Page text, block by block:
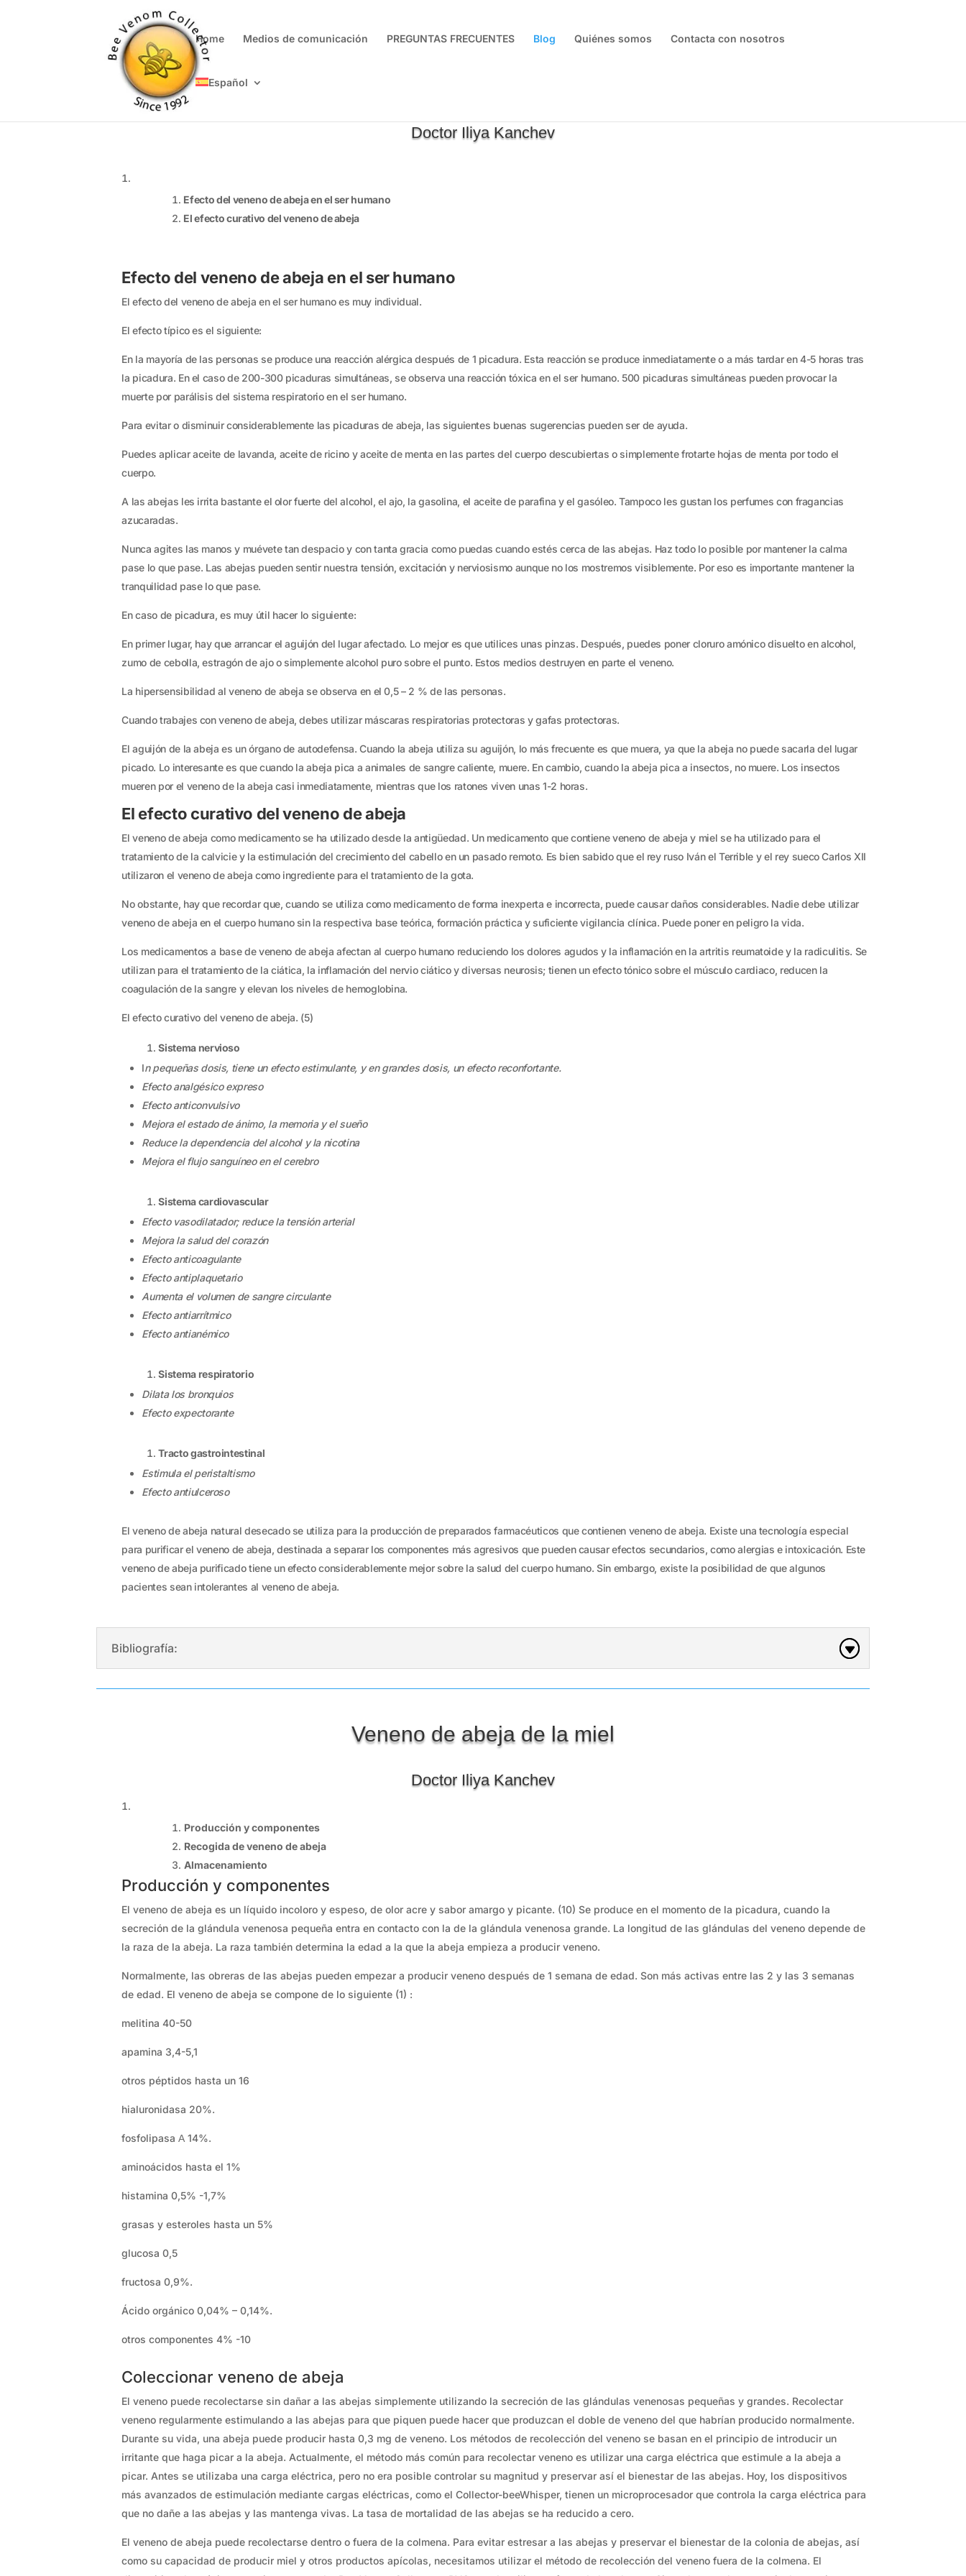
Home Medios de comunicación PREGUNTAS FRECUENTES Blog Quiénes somos Contacta con nosotros
Español
Doctor Iliya Kanchev
Efecto del veneno de abeja en el ser humano
El efecto curativo del veneno de abeja
Efecto del veneno de abeja en el ser humano
El efecto del veneno de abeja en el ser humano es muy individual.
El efecto típico es el siguiente:
En la mayoría de las personas se produce una reacción alérgica después de 1 picadura. Esta reacción se produce inmediatamente o a más tardar en 4-5 horas tras
la picadura. En el caso de 200-300 picaduras simultáneas, se observa una reacción tóxica en el ser humano. 500 picaduras simultáneas pueden provocar la
muerte por parálisis del sistema respiratorio en el ser humano.
Para evitar o disminuir considerablemente las picaduras de abeja, las siguientes buenas sugerencias pueden ser de ayuda.
Puedes aplicar aceite de lavanda, aceite de ricino y aceite de menta en las partes del cuerpo descubiertas o simplemente frotarte hojas de menta por todo el
cuerpo.
A las abejas les irrita bastante el olor fuerte del alcohol, el ajo, la gasolina, el aceite de parafina y el gasóleo. Tampoco les gustan los perfumes con fragancias
azucaradas.
Nunca agites las manos y muévete tan despacio y con tanta gracia como puedas cuando estés cerca de las abejas. Haz todo lo posible por mantener la calma
pase lo que pase. Las abejas pueden sentir nuestra tensión, excitación y nerviosismo aunque no los mostremos visiblemente. Por eso es importante mantener la
tranquilidad pase lo que pase.
En caso de picadura, es muy útil hacer lo siguiente:
En primer lugar, hay que arrancar el aguijón del lugar afectado. Lo mejor es que utilices unas pinzas. Después, puedes poner cloruro amónico disuelto en alcohol,
zumo de cebolla, estragón de ajo o simplemente alcohol puro sobre el punto. Estos medios destruyen en parte el veneno.
La hipersensibilidad al veneno de abeja se observa en el 0,5 – 2 % de las personas.
Cuando trabajes con veneno de abeja, debes utilizar máscaras respiratorias protectoras y gafas protectoras.
El aguijón de la abeja es un órgano de autodefensa. Cuando la abeja utiliza su aguijón, lo más frecuente es que muera, ya que la abeja no puede sacarla del lugar
picado. Lo interesante es que cuando la abeja pica a animales de sangre caliente, muere. En cambio, cuando la abeja pica a insectos, no muere. Los insectos
mueren por el veneno de la abeja casi inmediatamente, mientras que los ratones viven unas 1-2 horas.
El efecto curativo del veneno de abeja
El veneno de abeja como medicamento se ha utilizado desde la antigüedad. Un medicamento que contiene veneno de abeja y miel se ha utilizado para el
tratamiento de la calvicie y la estimulación del crecimiento del cabello en un pasado remoto. Es bien sabido que el rey ruso Iván el Terrible y el rey sueco Carlos XII
utilizaron el veneno de abeja como ingrediente para el tratamiento de la gota.
No obstante, hay que recordar que, cuando se utiliza como medicamento de forma inexperta e incorrecta, puede causar daños considerables. Nadie debe utilizar
veneno de abeja en el cuerpo humano sin la respectiva base teórica, formación práctica y suficiente vigilancia clínica. Puede poner en peligro la vida.
Los medicamentos a base de veneno de abeja afectan al cuerpo humano reduciendo los dolores agudos y la inflamación en la artritis reumatoide y la radiculitis. Se
utilizan para el tratamiento de la ciática, la inflamación del nervio ciático y diversas neurosis; tienen un efecto tónico sobre el músculo cardiaco, reducen la
coagulación de la sangre y elevan los niveles de hemoglobina.
El efecto curativo del veneno de abeja. (5)
Sistema nervioso
In pequeñas dosis, tiene un efecto estimulante, y en grandes dosis, un efecto reconfortante.
Efecto analgésico expreso
Efecto anticonvulsivo
Mejora el estado de ánimo, la memoria y el sueño
Reduce la dependencia del alcohol y la nicotina
Mejora el flujo sanguíneo en el cerebro
Sistema cardiovascular
Efecto vasodilatador; reduce la tensión arterial
Mejora la salud del corazón
Efecto anticoagulante
Efecto antiplaquetario
Aumenta el volumen de sangre circulante
Efecto antiarrítmico
Efecto antianémico
Sistema respiratorio
Dilata los bronquios
Efecto expectorante
Tracto gastrointestinal
Estimula el peristaltismo
Efecto antiulceroso
El veneno de abeja natural desecado se utiliza para la producción de preparados farmacéuticos que contienen veneno de abeja. Existe una tecnología especial
para purificar el veneno de abeja, destinada a separar los componentes más agresivos que pueden causar efectos secundarios, como alergias e intoxicación. Este
veneno de abeja purificado tiene un efecto considerablemente mejor sobre la salud del cuerpo humano. Sin embargo, existe la posibilidad de que algunos
pacientes sean intolerantes al veneno de abeja.
Bibliografía:
Veneno de abeja de la miel
Doctor Iliya Kanchev
Producción y componentes
Recogida de veneno de abeja
Almacenamiento
Producción y componentes
El veneno de abeja es un líquido incoloro y espeso, de olor acre y sabor amargo y picante. (10) Se produce en el momento de la picadura, cuando la
secreción de la glándula venenosa pequeña entra en contacto con la de la glándula venenosa grande. La longitud de las glándulas del veneno depende de
la raza de la abeja. La raza también determina la edad a la que la abeja empieza a producir veneno.
Normalmente, las obreras de las abejas pueden empezar a producir veneno después de 1 semana de edad. Son más activas entre las 2 y las 3 semanas
de edad. El veneno de abeja se compone de lo siguiente (1) :
melitina 40-50
apamina 3,4-5,1
otros péptidos hasta un 16
hialuronidasa 20%.
fosfolipasa А 14%.
aminoácidos hasta el 1%
histamina 0,5% -1,7%
grasas y esteroles hasta un 5%
glucosa 0,5
fructosa 0,9%.
Ácido orgánico 0,04% – 0,14%.
otros componentes 4% -10
Coleccionar veneno de abeja
El veneno puede recolectarse sin dañar a las abejas simplemente utilizando la secreción de las glándulas venenosas pequeñas y grandes. Recolectar
veneno regularmente estimulando a las abejas para que piquen puede hacer que produzcan el doble de veneno del que habrían producido normalmente.
Durante su vida, una abeja puede producir hasta 0,3 mg de veneno. Los métodos de recolección del veneno se basan en el principio de introducir un
irritante que haga picar a la abeja. Actualmente, el método más común para recolectar veneno es utilizar una carga eléctrica que estimule a la abeja a
picar. Antes se utilizaba una carga eléctrica, pero no era posible controlar su magnitud y preservar así el bienestar de las abejas. Hoy, los dispositivos
más avanzados de estimulación mediante cargas eléctricas, como el Collector-beeWhisper, tienen un microprocesador que controla la carga eléctrica para
que no dañe a las abejas y las mantenga vivas. La tasa de mortalidad de las abejas se ha reducido a cero.
El veneno de abeja puede recolectarse dentro o fuera de la colmena. Para evitar estresar a las abejas y preservar el bienestar de la colonia de abejas, así
como su capacidad de producir miel y otros productos apícolas, necesitamos utilizar el método de recolección del veneno fuera de la colmena. El